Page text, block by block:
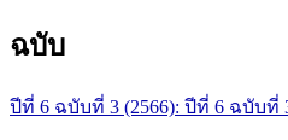
ฉบับ
ปีที่ 6 ฉบับที่ 3 (2566): ปีที่ 6 ฉบับ